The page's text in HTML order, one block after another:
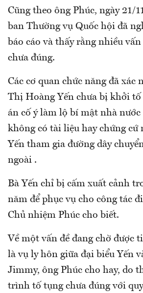
Cũng theo ông Phúc, ngày 21/
ban Thường vụ Quốc hội đã
báo cáo và thấy rằng nhiều vấn
chưa đúng.
Các cơ quan chức năng đã xác
Thị Hoàng Yến chưa bị khởi
án cố ý làm lộ bí mật nhà nước
không có tài liệu hay chứng cứ
Yến tham gia đường dây
ngoài .
Bà Yến chỉ bị cấm xuất cảnh
năm để phục vụ cho công tác
Chủ nhiệm Phúc cho biết.
Về một vấn đề đang chờ được
là vụ ly hôn giữa đại biểu Yến
Jimmy, ông Phúc cho hay, do
trình tố tụng chưa đúng với